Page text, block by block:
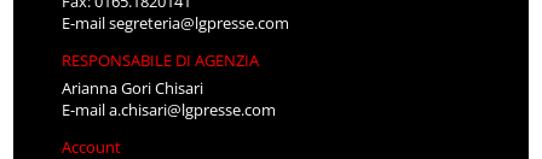
E-mailsegreteria@lgpresse.com
RESPONSABILE DI AGENZIA
Arianna Gori Chisari
E-maila.chisari@lgpresse.com
Account